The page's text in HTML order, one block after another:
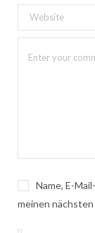
Name, E-
meinen